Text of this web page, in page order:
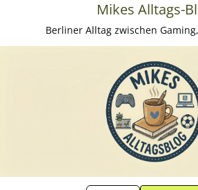
Mikes Alltags-
Berliner Alltag zwischen